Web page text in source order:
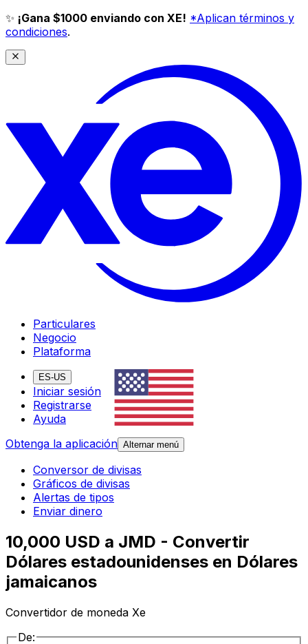
✨ ¡Gana $1000 enviando con XE! *Aplican términos y
condiciones.
Particulares
Negocio
Plataforma
ES-US
Iniciar sesión
Registrarse
Ayuda
Obtenga la aplicación Alternar menú
Conversor de divisas
Gráficos de divisas
Alertas de tipos
Enviar dinero
10,000 USD a JMD - Convertir
Dólares estadounidenses en Dólares
jamaicanos
Convertidor de moneda Xe
De: